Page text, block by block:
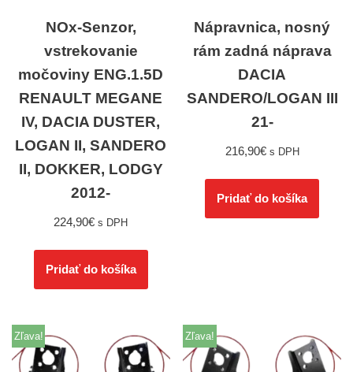
NOx-Senzor,
vstrekovanie
močoviny ENG.1.5D
RENAULT MEGANE
IV, DACIA DUSTER,
LOGAN II, SANDERO
II, DOKKER, LODGY
2012-
224,90€ s DPH
Pridať do košíka
Nápravnica, nosný
rám zadná náprava
DACIA
SANDERO/LOGAN III
21-
216,90€ s DPH
Pridať do košíka
Zľava! Zľava!